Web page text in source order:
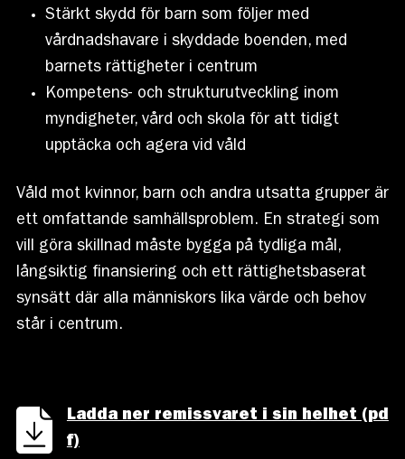
Stärkt skydd för barn som följer med
vårdnadshavare i skyddade boenden, med
barnets rättigheter i centrum
Kompetens- och strukturutveckling inom
myndigheter, vård och skola för att tidigt
upptäcka och agera vid våld
Våld mot kvinnor, barn och andra utsatta grupper är
ett omfattande samhällsproblem. En strategi som
vill göra skillnad måste bygga på tydliga mål,
långsiktig finansiering och ett rättighetsbaserat
synsätt där alla människors lika värde och behov
står i centrum.
Ladda ner remissvaret i sin helhet (pd
f)